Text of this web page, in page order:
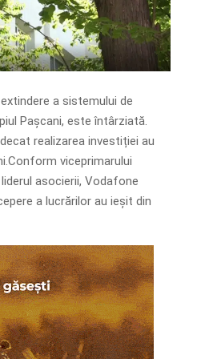
a sistemului de
Pașcani, este întârziată.
realizarea investiției au
viceprimarului
asocierii, Vodafone
a lucrărilor au ieșit din